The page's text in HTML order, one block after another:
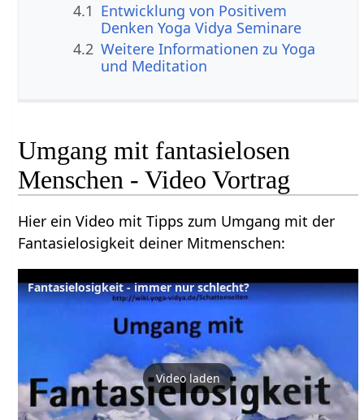
4.1 Entwicklung von Positivem
Denken Yoga Vidya Seminare
4.2 Weitere Informationen zu Yoga
und Meditation
Umgang mit fantasielosen
Menschen - Video Vortrag
Hier ein Video mit Tipps zum Umgang mit der
Fantasielosigkeit deiner Mitmenschen:
Fantasielosigkeit - immer nur schlecht?
Video laden